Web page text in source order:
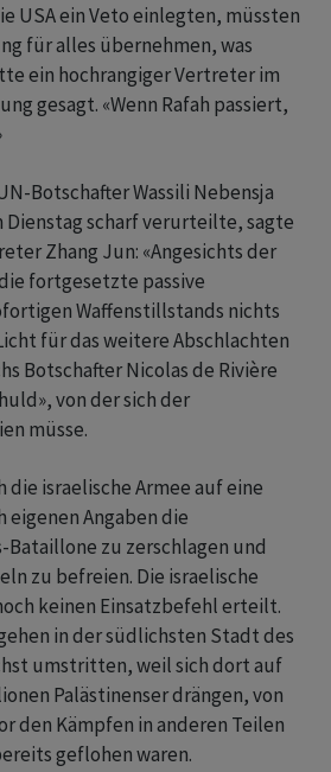
USA ein Veto einlegten, müssten
für alles übernehmen, was
ein hochrangiger Vertreter im
gesagt. «Wenn Rafah passiert,
Botschafter Wassili Nebensja
Dienstag scharf verurteilte, sagte
Zhang Jun: «Angesichts der
fortgesetzte passive
Waffenstillstands nichts
für das weitere Abschlachten
Botschafter Nicolas de Rivière
von der sich der
müsse.
die israelische Armee auf eine
eigenen Angaben die
zu zerschlagen und
zu befreien. Die israelische
keinen Einsatzbefehl erteilt.
in der südlichsten Stadt des
umstritten, weil sich dort auf
Palästinenser drängen, von
den Kämpfen in anderen Teilen
geflohen waren.